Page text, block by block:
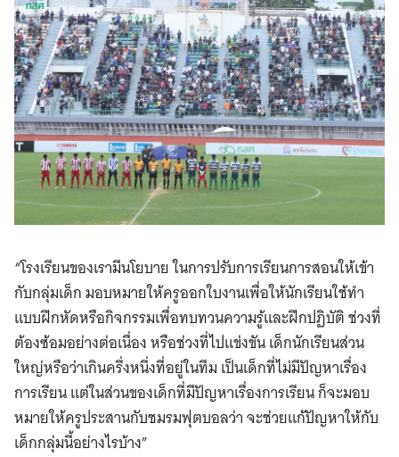
“โรงเรียนของเรามีนโยบาย ในการปรับการเรียนการสอนให้เข้า
กับกลุ่มเด็ก มอบหมายให้ครูออกใบงานเพื่อให้นักเรียนใช้ทำ
แบบฝึกหัดหรือกิจกรรมเพื่อทบทวนความรู้และฝึกปฏิบัติ ช่วงที่
ต้องซ้อมอย่างต่อเนื่อง หรือช่วงที่ไปแข่งขัน เด็กนักเรียนส่วน
ใหญ่หรือว่าเกินครึ่งหนึ่งที่อยู่ในทีม เป็นเด็กที่ไม่มีปัญหาเรื่อง
การเรียน แต่ในส่วนของเด็กที่มีปัญหาเรื่องการเรียน ก็จะมอบ
หมายให้ครูประสานกับชมรมฟุตบอลว่า จะช่วยแก้ปัญหาให้กับ
เด็กกลุ่มนี้อย่างไรบ้าง”